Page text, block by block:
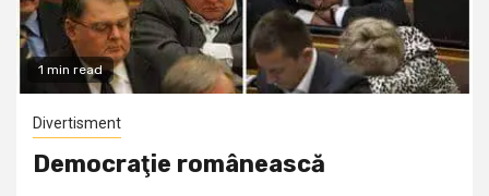
1 min read
Divertisment
Democraţie românească